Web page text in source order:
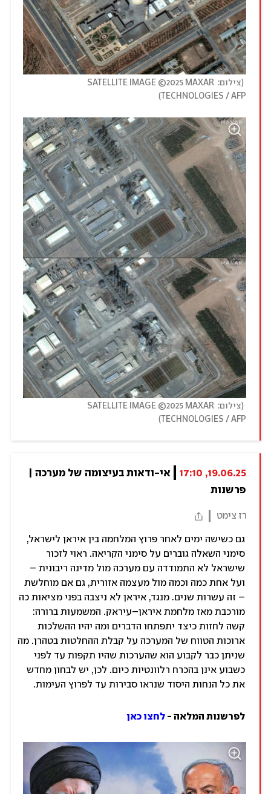
(
צילום: SATELLITE IMAGE ©2025 MAXAR
TECHNOLOGIES / AFP
)
(
צילום: SATELLITE IMAGE ©2025 MAXAR
TECHNOLOGIES / AFP
)
19.06.25, 17:10
פרשנות
רז צימט
גם כשישה ימים לאחר פרוץ המלחמה בין איראן לישראל,
סימני השאלה גוברים על סימני הקריאה. ראוי לזכור
שישראל לא התמודדה עם מערכה מול מדינה ריבונית –
ועל אחת כמה וכמה מול מעצמה אזורית, גם אם מוחלשת
– זה עשרות שנים. מנגד, איראן לא ניצבה בפני מציאות כה
מורכבת מאז מלחמת איראן–עיראק. המשמעות ברורה:
קשה לחזות כיצד יתפתחו הדברים ומה יהיו ההשלכות
ארוכות הטווח של המערכה על קבלת ההחלטות בטהרן. מה
שניתן כבר לקבוע הוא שהערכות שהיו תקפות עד לפני
כשבוע אינן בהכרח רלוונטיות כיום. לכן, יש לבחון מחדש
את כל הנחות היסוד שנראו סבירות עד לפרוץ העימות.
לפרשנות המלאה - לחצו כאן